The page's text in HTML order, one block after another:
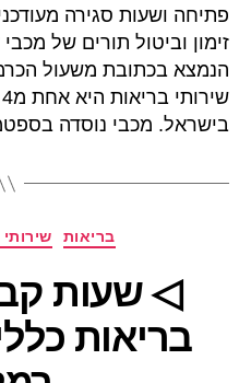
פתיחה ושעות סגירה
זימון וביטול תורים של
בישראל. מכבי נוסדה בספטמבר 1940
בריאות
◁ שעות